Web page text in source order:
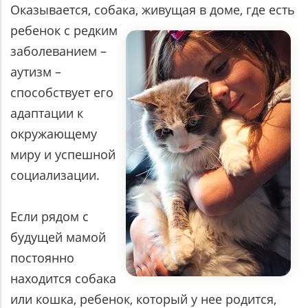
Оказывается, собака, живущая в доме, где есть
ребенок с редким
заболеванием –
аутизм –
способствует его
адаптации к
окружающему
миру и успешной
социализации.
Если рядом с
будущей мамой
постоянно
находится собака
или кошка, ребенок, который у нее родится,